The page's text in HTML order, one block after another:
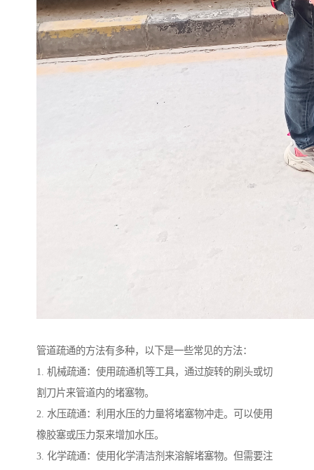
管道疏通的方法有多种，以下是一些常见的方法：
1. 机械疏通：使用疏通机等工具，通过旋转的刷头或切
割刀片来管道内的堵塞物。
2. 水压疏通：利用水压的力量将堵塞物冲走。可以使用
橡胶塞或压力泵来增加水压。
3. 化学疏通：使用化学清洁剂来溶解堵塞物。但需要注